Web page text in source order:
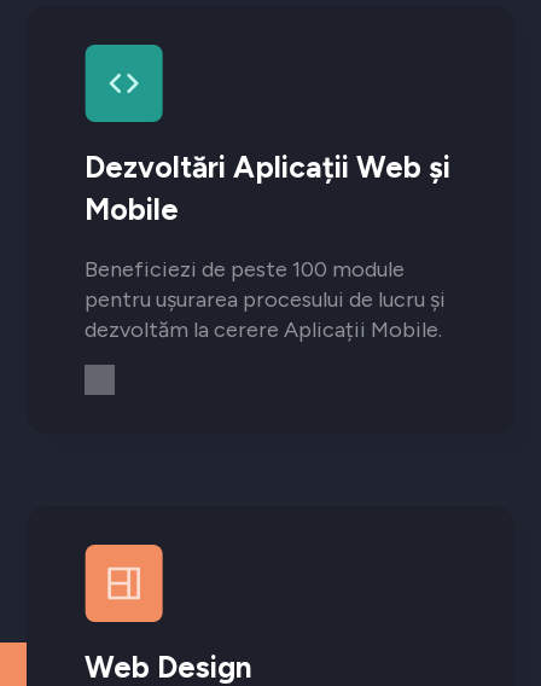
Dezvoltări Aplicații Web și
Mobile
Beneficiezi de peste 100 module
pentru ușurarea procesului de lucru și
dezvoltăm la cerere Aplicații Mobile.
Web Design